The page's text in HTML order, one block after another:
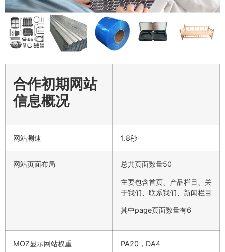
合作初期网站
信息概况
网站测速 1.8秒
网站页面布局 总共页面数量50
主要包含首页、产品栏目、关
于我们、联系我们、新闻栏目
其中page页面数量有6
MOZ显示网站权重 PA20，DA4